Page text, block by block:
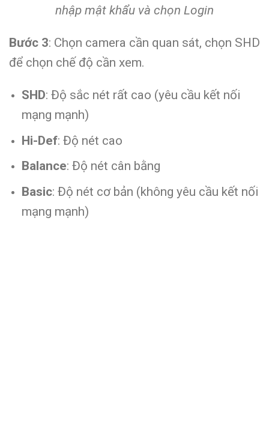
nhập mật khẩu và chọn Login
Bước 3: Chọn camera cần quan sát, chọn SHD
để chọn chế độ cần xem.
SHD: Độ sắc nét rất cao (yêu cầu kết nối
mạng mạnh)
Hi-Def: Độ nét cao
Balance: Độ nét cân bằng
Basic: Độ nét cơ bản (không yêu cầu kết nối
mạng mạnh)